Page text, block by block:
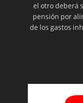
el otro deberá
pensión por
de los gastos